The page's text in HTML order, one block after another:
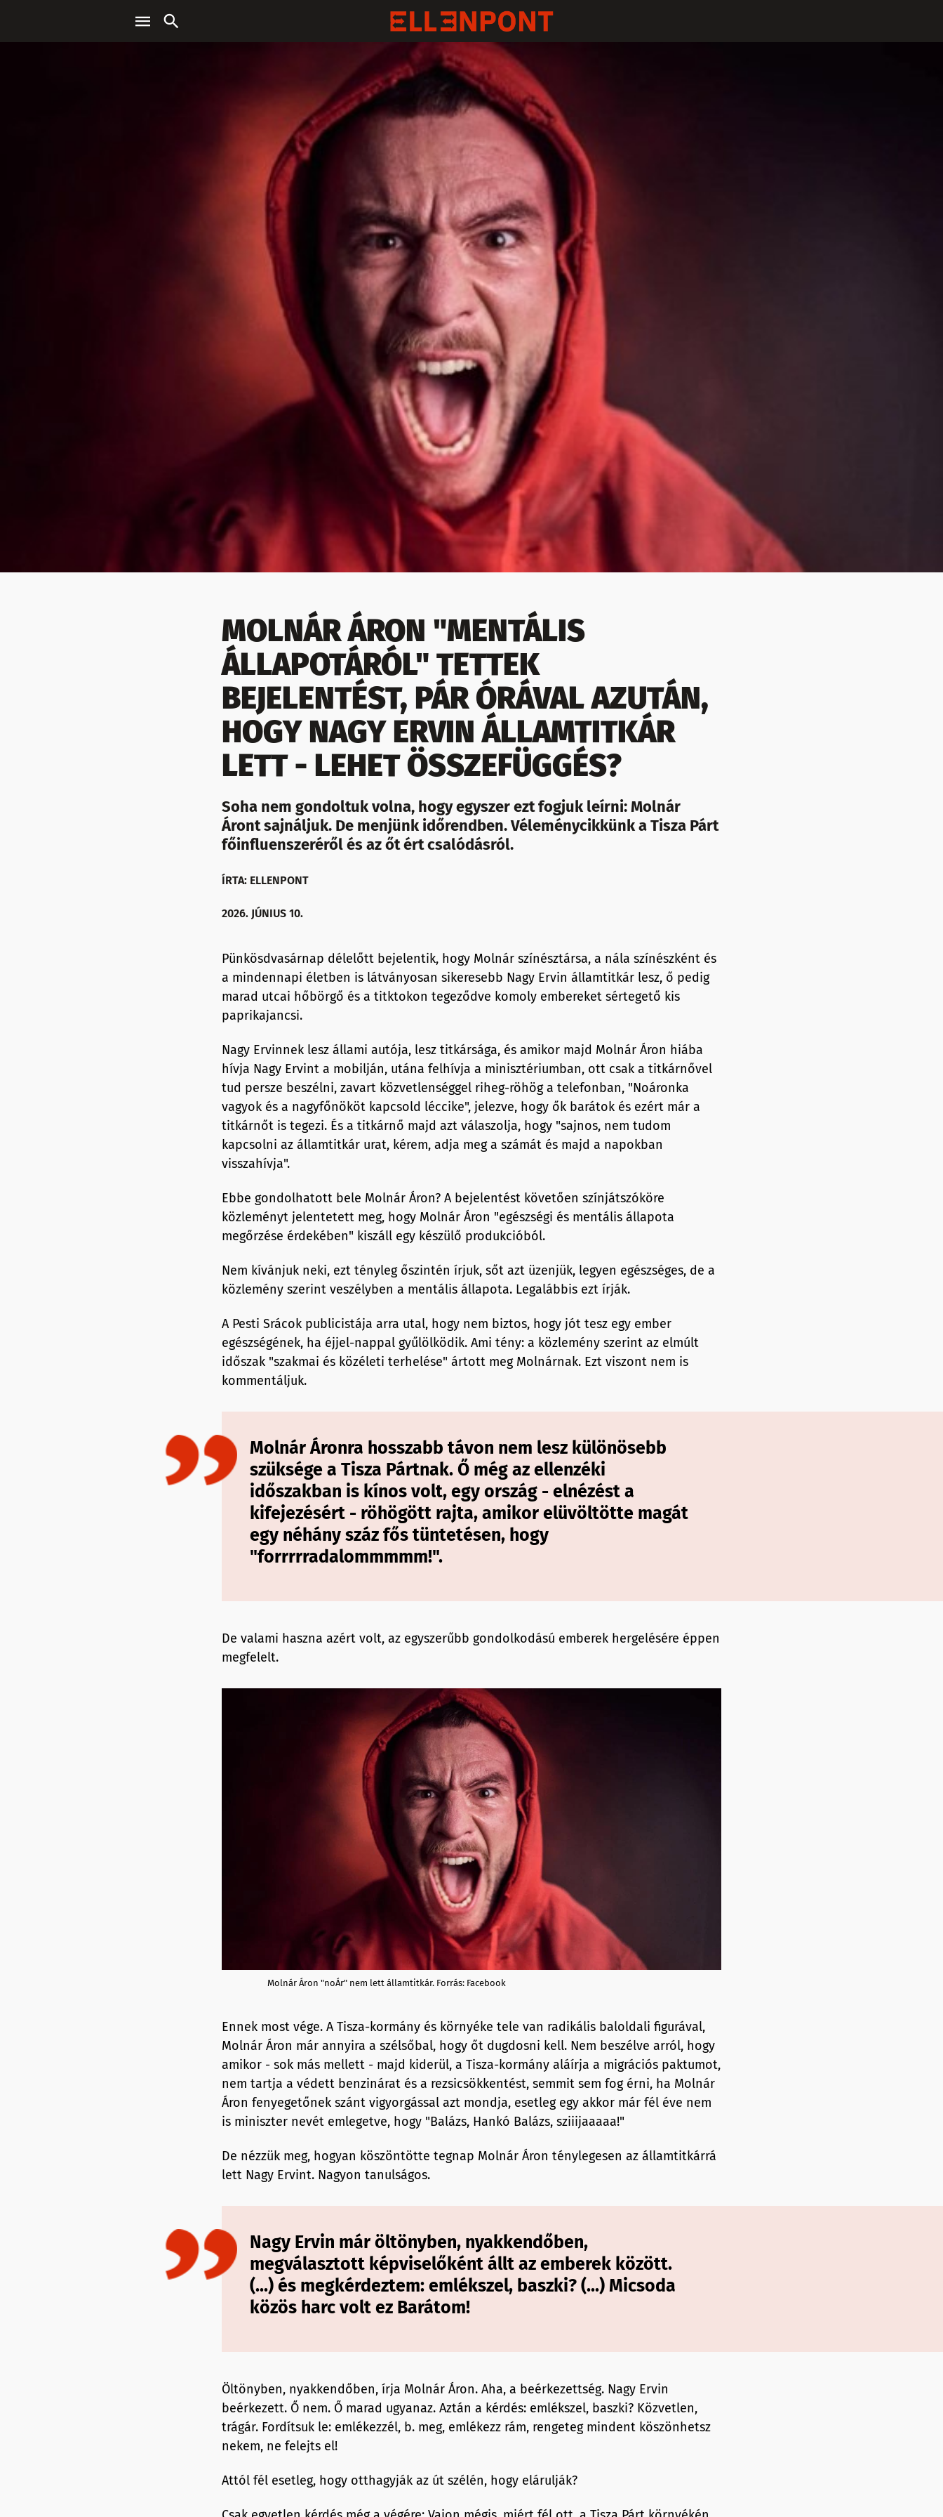
MOLNÁR ÁRON "MENTÁLIS
ÁLLAPOTÁRÓL" TETTEK
BEJELENTÉST, PÁR ÓRÁVAL AZUTÁN,
HOGY NAGY ERVIN ÁLLAMTITKÁR
LETT - LEHET ÖSSZEFÜGGÉS?
Soha nem gondoltuk volna, hogy egyszer ezt fogjuk leírni: Molnár
Áront sajnáljuk. De menjünk időrendben. Véleménycikkünk a Tisza Párt
főinfluenszeréről és az őt ért csalódásról.
ÍRTA: ELLENPONT
2026. JÚNIUS 10.
Pünkösdvasárnap délelőtt bejelentik, hogy Molnár színésztársa, a nála színészként és
a mindennapi életben is látványosan sikeresebb Nagy Ervin államtitkár lesz, ő pedig
marad utcai hőbörgő és a titktokon tegeződve komoly embereket sértegető kis
paprikajancsi.
Nagy Ervinnek lesz állami autója, lesz titkársága, és amikor majd Molnár Áron hiába
hívja Nagy Ervint a mobilján, utána felhívja a minisztériumban, ott csak a titkárnővel
tud persze beszélni, zavart közvetlenséggel riheg-röhög a telefonban, "Noáronka
vagyok és a nagyfőnököt kapcsold léccike", jelezve, hogy ők barátok és ezért már a
titkárnőt is tegezi. És a titkárnő majd azt válaszolja, hogy "sajnos, nem tudom
kapcsolni az államtitkár urat, kérem, adja meg a számát és majd a napokban
visszahívja".
Ebbe gondolhatott bele Molnár Áron? A bejelentést követően színjátszóköre
közleményt jelentetett meg, hogy Molnár Áron "egészségi és mentális állapota
megőrzése érdekében" kiszáll egy készülő produkcióból.
Nem kívánjuk neki, ezt tényleg őszintén írjuk, sőt azt üzenjük, legyen egészséges, de a
közlemény szerint veszélyben a mentális állapota. Legalábbis ezt írják.
A Pesti Srácok publicistája arra utal, hogy nem biztos, hogy jót tesz egy ember
egészségének, ha éjjel-nappal gyűlölködik. Ami tény: a közlemény szerint az elmúlt
időszak "szakmai és közéleti terhelése" ártott meg Molnárnak. Ezt viszont nem is
kommentáljuk.
Molnár Áronra hosszabb távon nem lesz különösebb
szüksége a Tisza Pártnak. Ő még az ellenzéki
időszakban is kínos volt, egy ország - elnézést a
kifejezésért - röhögött rajta, amikor elüvöltötte magát
egy néhány száz fős tüntetésen, hogy
"forrrrradalommmmm!".
De valami haszna azért volt, az egyszerűbb gondolkodású emberek hergelésére éppen
megfelelt.
Molnár Áron "noÁr" nem lett államtitkár. Forrás: Facebook
Ennek most vége. A Tisza-kormány és környéke tele van radikális baloldali figurával,
Molnár Áron már annyira a szélsőbal, hogy őt dugdosni kell. Nem beszélve arról, hogy
amikor - sok más mellett - majd kiderül, a Tisza-kormány aláírja a migrációs paktumot,
nem tartja a védett benzinárat és a rezsicsökkentést, semmit sem fog érni, ha Molnár
Áron fenyegetőnek szánt vigyorgással azt mondja, esetleg egy akkor már fél éve nem
is miniszter nevét emlegetve, hogy "Balázs, Hankó Balázs, sziiijaaaaa!"
De nézzük meg, hogyan köszöntötte tegnap Molnár Áron ténylegesen az államtitkárrá
lett Nagy Ervint. Nagyon tanulságos.
Nagy Ervin már öltönyben, nyakkendőben,
megválasztott képviselőként állt az emberek között.
(...) és megkérdeztem: emlékszel, baszki? (...) Micsoda
közös harc volt ez Barátom!
Öltönyben, nyakkendőben, írja Molnár Áron. Aha, a beérkezettség. Nagy Ervin
beérkezett. Ő nem. Ő marad ugyanaz. Aztán a kérdés: emlékszel, baszki? Közvetlen,
trágár. Fordítsuk le: emlékezzél, b. meg, emlékezz rám, rengeteg mindent köszönhetsz
nekem, ne felejts el!
Attól fél esetleg, hogy otthagyják az út szélén, hogy elárulják?